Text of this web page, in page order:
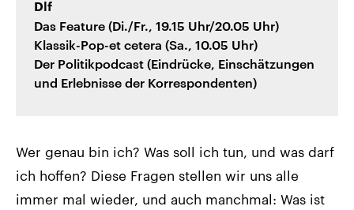
Dlf
Das Feature (Di./Fr., 19.15 Uhr/20.05 Uhr)
Klassik-Pop-et cetera (Sa., 10.05 Uhr)
Der Politikpodcast (Eindrücke, Einschätzungen
und Erlebnisse der Korrespondenten)
Wer genau bin ich? Was soll ich tun, und was darf
ich hoffen? Diese Fragen stellen wir uns alle
immer mal wieder, und auch manchmal: Was ist